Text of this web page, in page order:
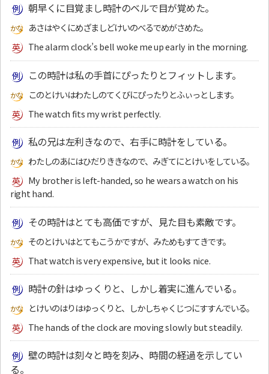
朝早くに目覚まし時計のベルで目が覚めた。
あさはやくにめざましどけいのべるでめがさめた。
The alarm clock’s bell woke me up early in the morning.
この時計は私の手首にぴったりとフィットします。
このとけいはわたしのてくびにぴったりとふぃっとします。
The watch fits my wrist perfectly.
私の兄は左利きなので、右手に時計をしている。
わたしのあにはひだりききなので、みぎてにとけいをしている。
My brother is left-handed, so he wears a watch on his
right hand.
その時計はとても高価ですが、見た目も素敵です。
そのとけいはとてもこうかですが、みためもすてきです。
That watch is very expensive, but it looks nice.
時計の針はゆっくりと、しかし着実に進んでいる。
とけいのはりはゆっくりと、しかしちゃくじつにすすんでいる。
The hands of the clock are moving slowly but steadily.
壁の時計は刻々と時を刻み、時間の経過を示してい
る。